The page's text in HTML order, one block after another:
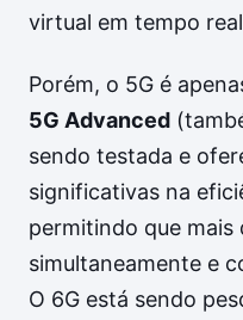
virtual em tempo
Porém, o 5G é
5G Advanced
sendo testada e
significativas na
permitindo que
simultaneamente e
O 6G está sendo